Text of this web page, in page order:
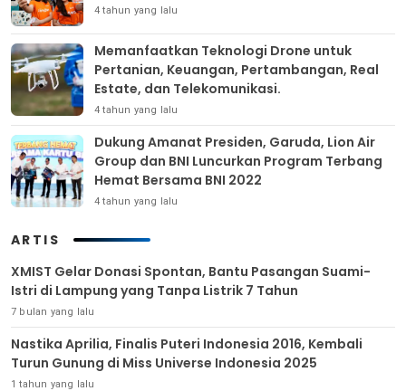
4 tahun yang lalu
Memanfaatkan Teknologi Drone untuk
Pertanian, Keuangan, Pertambangan, Real
Estate, dan Telekomunikasi.
4 tahun yang lalu
Dukung Amanat Presiden, Garuda, Lion Air
Group dan BNI Luncurkan Program Terbang
Hemat Bersama BNI 2022
4 tahun yang lalu
ARTIS
XMIST Gelar Donasi Spontan, Bantu Pasangan Suami-
Istri di Lampung yang Tanpa Listrik 7 Tahun
7 bulan yang lalu
Nastika Aprilia, Finalis Puteri Indonesia 2016, Kembali
Turun Gunung di Miss Universe Indonesia 2025
1 tahun yang lalu